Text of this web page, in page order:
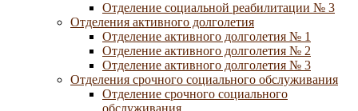
Отделение социальной реабилитации № 3
Отделения активного долголетия
Отделение активного долголетия № 1
Отделение активного долголетия № 2
Отделение активного долголетия № 3
Отделения срочного социального обслуживания
Отделение срочного социального
обслуживания